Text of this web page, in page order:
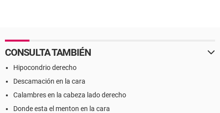
CONSULTA TAMBIÉN
Hipocondrio derecho
Descamación en la cara
Calambres en la cabeza lado derecho
Donde esta el menton en la cara